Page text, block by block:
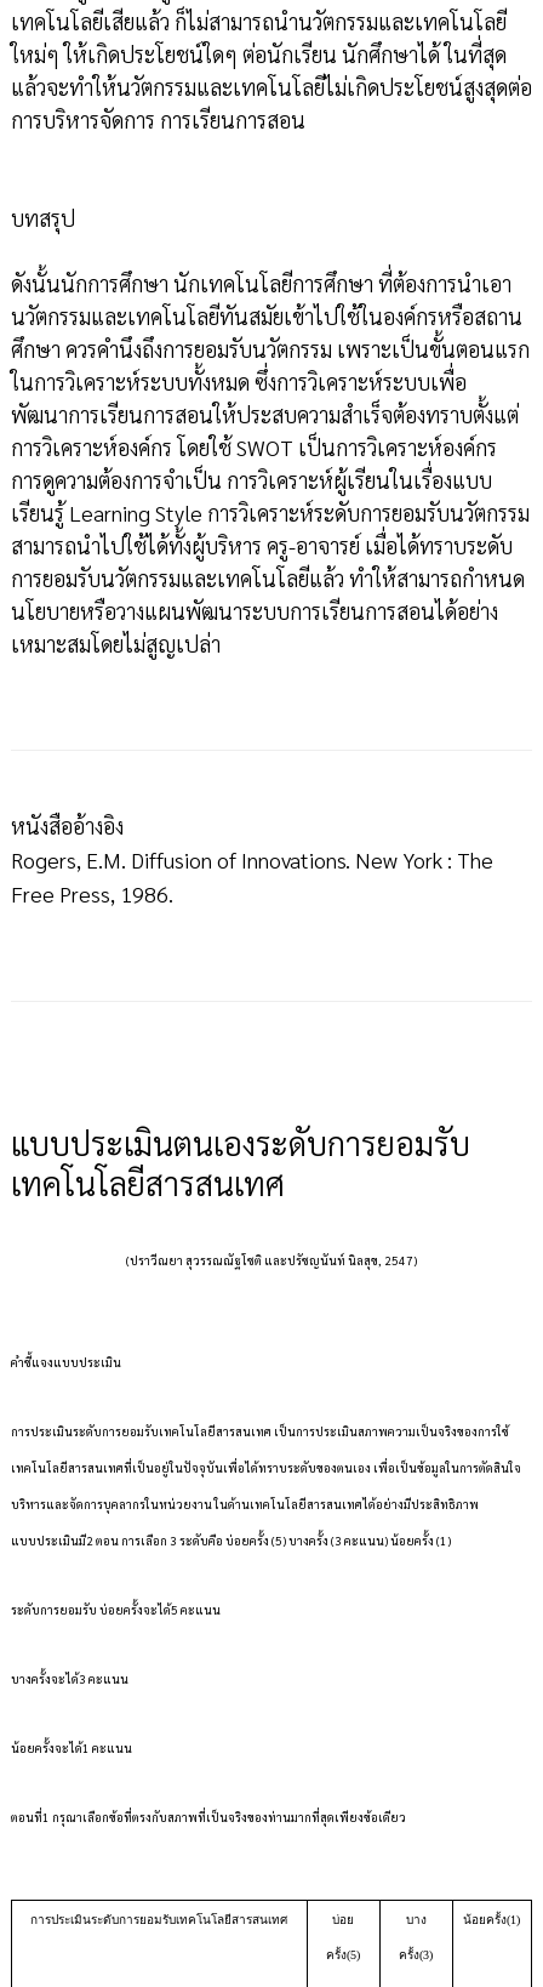
เทคโนโลยีเสียแล้ว ก็ไม่สามารถนำนวัตกรรมและเทคโนโลยี
ใหม่ๆ ให้เกิดประโยชน์ใดๆ ต่อนักเรียน นักศึกษาได้ ในที่สุด
แล้วจะทำให้นวัตกรรมและเทคโนโลยีไม่เกิดประโยชน์สูงสุดต่อ
การบริหารจัดการ การเรียนการสอน
บทสรุป
ดังนั้นนักการศึกษา นักเทคโนโลยีการศึกษา ที่ต้องการนำเอา
นวัตกรรมและเทคโนโลยีทันสมัยเข้าไปใช้ในองค์กรหรือสถาน
ศึกษา ควรคำนึงถึงการยอมรับนวัตกรรม เพราะเป็นขั้นตอนแรก
ในการวิเคราะห์ระบบทั้งหมด ซึ่งการวิเคราะห์ระบบเพื่อ
พัฒนาการเรียนการสอนให้ประสบความสำเร็จต้องทราบตั้งแต่
การวิเคราะห์องค์กร โดยใช้ SWOT เป็นการวิเคราะห์องค์กร
การดูความต้องการจำเป็น การวิเคราะห์ผู้เรียนในเรื่องแบบ
เรียนรู้ Learning Style การวิเคราะห์ระดับการยอมรับนวัตกรรม
สามารถนำไปใช้ได้ทั้งผู้บริหาร ครู-อาจารย์ เมื่อได้ทราบระดับ
การยอมรับนวัตกรรมและเทคโนโลยีแล้ว ทำให้สามารถกำหนด
นโยบายหรือวางแผนพัฒนาระบบการเรียนการสอนได้อย่าง
เหมาะสมโดยไม่สูญเปล่า
หนังสืออ้างอิง
Rogers, E.M. Diffusion of Innovations. New York : The
Free Press, 1986.
แบบประเมินตนเองระดับการยอมรับ
เทคโนโลยีสารสนเทศ
(ปราวีณยา สุวรรณณัฐโชติ และปรัชญนันท์ นิลสุข , 2547)
คำชี้แจงแบบประเมิน
การประเมินระดับการยอมรับเทคโนโลยีสารสนเทศ เป็นการประเมินสภาพความเป็นจริงของการใช้
เทคโนโลยีสารสนเทศที่เป็นอยู่ในปัจจุบันเพื่อได้ทราบระดับของตนเอง เพื่อเป็นข้อมูลในการตัดสินใจ
บริหารและจัดการบุคลากรในหน่วยงาน ในด้านเทคโนโลยีสารสนเทศได้อย่างมีประสิทธิภาพ
แบบประเมินมี2 ตอน การเลือก 3 ระดับคือ บ่อยครั้ง (5) บางครั้ง (3 คะแนน) น้อยครั้ง (1)
ระดับการยอมรับ บ่อยครั้งจะได้5 คะแนน
บางครั้งจะได้3 คะแนน
น้อยครั้งจะได้1 คะแนน
ตอนที่1 กรุณาเลือกข้อที่ตรงกับสภาพที่เป็นจริงของท่านมากที่สุดเพียงข้อเดียว
การประเมินระดับการยอมรับเทคโนโลยีสารสนเทศ บ่อย
ครั้ง(5)
บาง
ครั้ง(3)
น้อยครั้ง(1)